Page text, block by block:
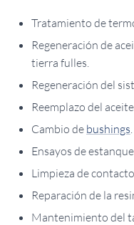
Tratamiento de
Regeneración de
tierra fulles.
Regeneración del
Reemplazo del aceite.
Cambio de bushings
Ensayos de
Limpieza de
Reparación de la
Mantenimiento del